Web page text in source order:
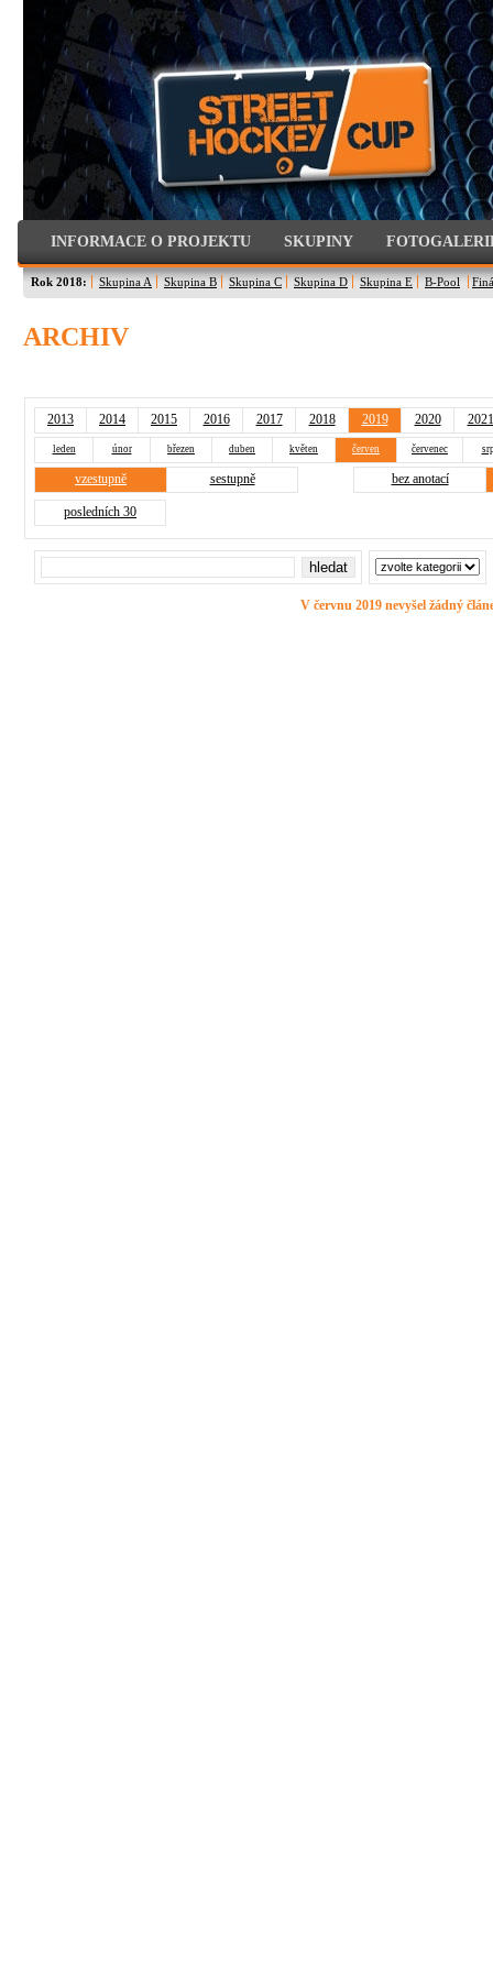
INFORMACE O PROJEKTU SKUPINY
Rok 2018: Skupina A Skupina B Skupina C Skupina D Skupina E B-Pool
ARCHIV
2013 2014 2015 2016 2017 2018 2019 2020 2021
leden únor březen duben květen červen červenec
vzestupně sestupně bez anotací
posledních 30
V červnu 2019 nevyšel žádný